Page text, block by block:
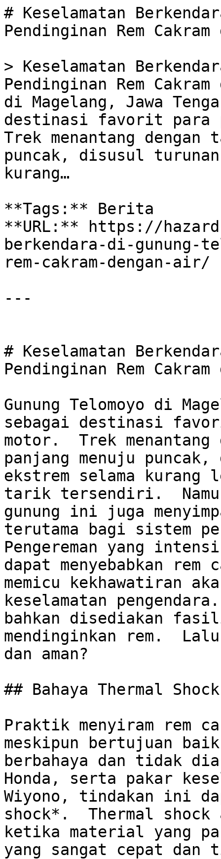
# Keselamatan
Pendinginan Rem
> Keselamatan
Pendinginan Rem
di Magelang, Jawa
destinasi favorit para
Trek menantang dengan
puncak, disusul
kurang…
**Tags:** Berita
**URL:** https://
berkendara-di-gunung-
rem-cakram-dengan-air/
---
# Keselamatan
Pendinginan Rem
Gunung Telomoyo di
sebagai destinasi
motor.  Trek menantang
panjang menuju
ekstrem selama kurang
tarik tersendiri.
gunung ini juga
terutama bagi sistem
Pengereman yang
dapat menyebabkan rem
memicu kekhawatiran
keselamatan
bahkan disediakan
mendinginkan rem.
dan aman?
## Bahaya Thermal
Praktik menyiram rem
meskipun bertujuan
berbahaya dan tidak
Honda, serta pakar
Wiyono, tindakan ini
shock*.  Thermal
ketika material yang
yang sangat cepat dan